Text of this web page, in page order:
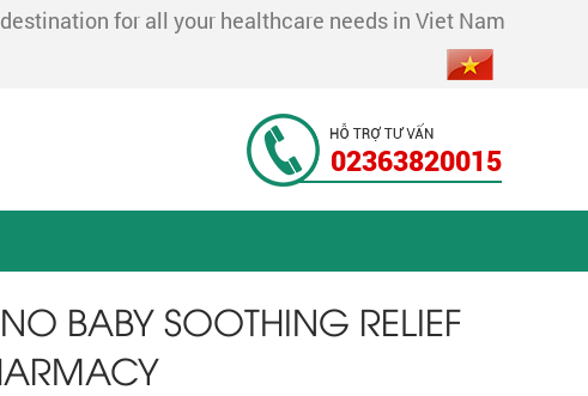
for all your healthcare needs in Viet Nam
02363820015
BABY SOOTHING RELIEF